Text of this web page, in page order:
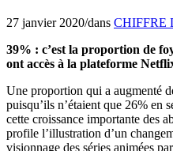
27 janvier 2020/dans CHIFFRE
39% : c’est la proportion de
ont accès à la plateforme
Une proportion qui a augmenté
puisqu’ils n’étaient que 26% en
cette croissance importante des
profile l’illustration d’un
visionnage des séries animées